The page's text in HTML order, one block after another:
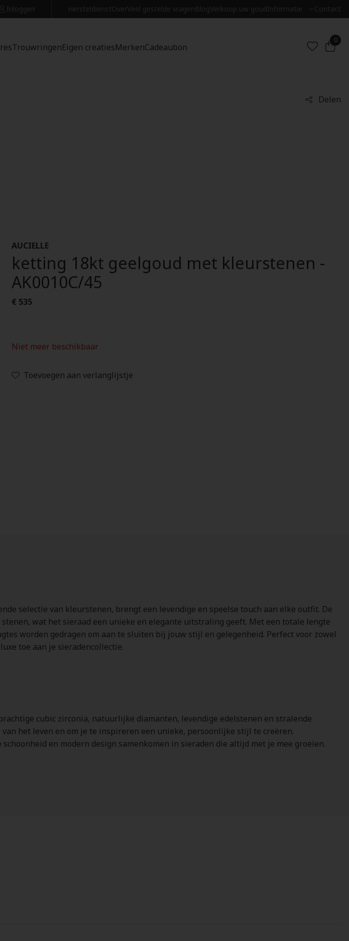
Inloggen HersteldienstOverVeel gestelde vragenBlogVerkoop uw goudInformatie Contact
TrouwringenEigen creatiesMerkenCadeaubon
0
Delen
AUCIELLE
ketting 18kt geelgoud met kleurstenen -
AK0010C/45
€ 535
Niet meer beschikbaar
Toevoegen aan verlanglijstje
selectie van kleurstenen, brengt een levendige en speelse touch aan elke outfit. De
wat het sieraad een unieke en elegante uitstraling geeft. Met een totale lengte
worden gedragen om aan te sluiten bij jouw stijl en gelegenheid. Perfect voor zowel
toe aan je sieradencollectie.
cubic zirconia, natuurlijke diamanten, levendige edelstenen en stralende
het leven en om je te inspireren een unieke, persoonlijke stijl te creëren.
en modern design samenkomen in sieraden die altijd met je mee groeien.